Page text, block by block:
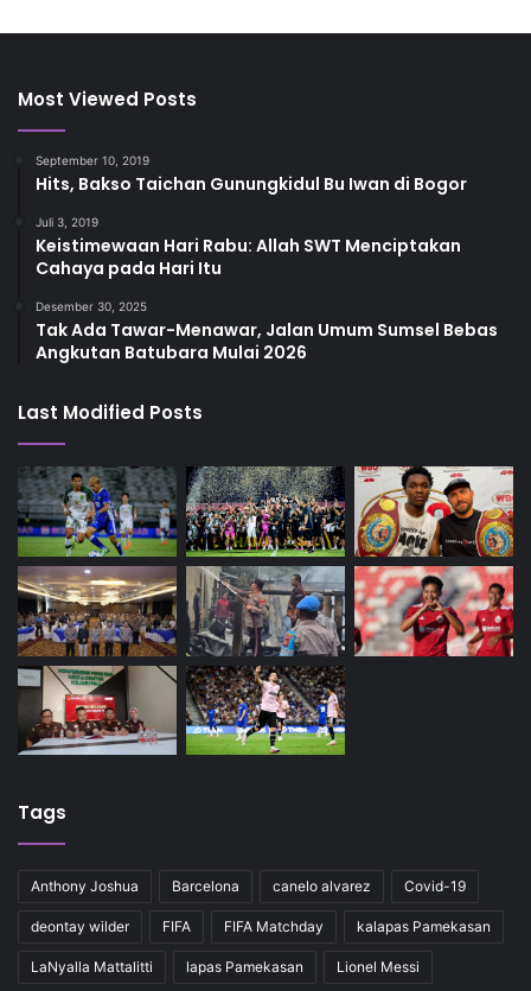
Most Viewed Posts
September 10, 2019
Hits, Bakso Taichan Gunungkidul Bu Iwan di Bogor
Juli 3, 2019
Keistimewaan Hari Rabu: Allah SWT Menciptakan
Cahaya pada Hari Itu
Desember 30, 2025
Tak Ada Tawar-Menawar, Jalan Umum Sumsel Bebas
Angkutan Batubara Mulai 2026
Last Modified Posts
Tags
Anthony Joshua Barcelona canelo alvarez Covid-19
deontay wilder FIFA FIFA Matchday kalapas Pamekasan
LaNyalla Mattalitti lapas Pamekasan Lionel Messi